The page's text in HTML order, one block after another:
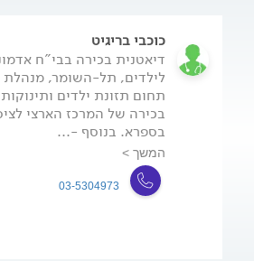
כוכבי בריגיט
דיאטנית בכירה בבי"ח
תחום תזונת ילדים
בכירה של המרכז הארצי
בספרא. בנוסף -...
המשך >
03-5304973